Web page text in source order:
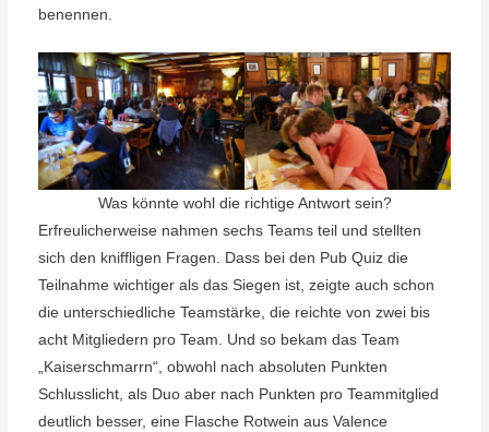
benennen.
Was könnte wohl die richtige Antwort sein?
Erfreulicherweise nahmen sechs Teams teil und stellten
sich den kniffligen Fragen. Dass bei den Pub Quiz die
Teilnahme wichtiger als das Siegen ist, zeigte auch schon
die unterschiedliche Teamstärke, die reichte von zwei bis
acht Mitgliedern pro Team. Und so bekam das Team
„Kaiserschmarrn“, obwohl nach absoluten Punkten
Schlusslicht, als Duo aber nach Punkten pro Teammitglied
deutlich besser, eine Flasche Rotwein aus Valence